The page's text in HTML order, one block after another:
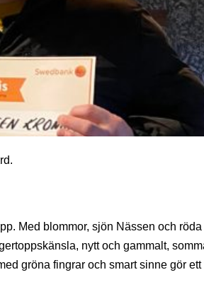
Med blommor, sjön Nässen och
nytt och gammalt,
gröna fingrar och smart sinne gör